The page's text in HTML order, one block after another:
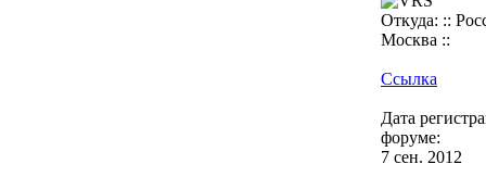
Откуда: ::
Москва ::
Ссылка
Дата
форуме:
7 сен. 2012